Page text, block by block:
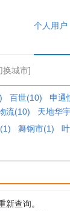
个人用户
换城市]
百世(10) 申通
流(10) 天地华
舞钢市(1)
查询。